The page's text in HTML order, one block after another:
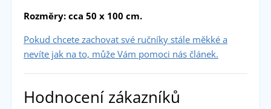
Rozměry: cca 50 x 100 cm.
Pokud chcete zachovat své ručníky stále měkké a
nevíte jak na to, může Vám pomoci nás článek.
Hodnocení zákazníků